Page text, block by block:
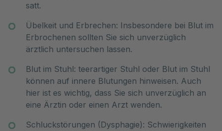
satt.
Übelkeit und Erbrechen: Insbesondere bei Blut im
Erbrochenen sollten Sie sich unverzüglich
ärztlich untersuchen lassen.
Blut im Stuhl: teerartiger Stuhl oder Blut im Stuhl
können auf innere Blutungen hinweisen. Auch
hier ist es wichtig, dass Sie sich unverzüglich an
eine Ärztin oder einen Arzt wenden.
Schluckstörungen (Dysphagie): Schwierigkeiten